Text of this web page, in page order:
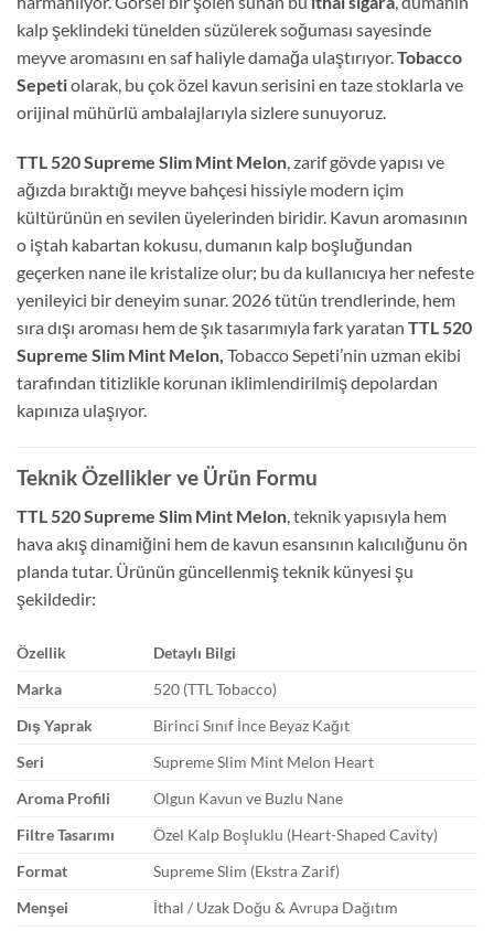
kalp şeklindeki tünelden süzülerek soğuması sayesinde
meyve aromasını en saf haliyle damağa ulaştırıyor. Tobacco
Sepetiolarak, bu çok özel kavun serisini en taze stoklarla ve
orijinal mühürlü ambalajlarıyla sizlere sunuyoruz.
TTL 520 Supreme Slim Mint Melon, zarif gövde yapısı ve
ağızda bıraktığı meyve bahçesi hissiyle modern içim
kültürünün en sevilen üyelerinden biridir. Kavun aromasının
o iştah kabartan kokusu, dumanın kalp boşluğundan
geçerken nane ile kristalize olur; bu da kullanıcıya her nefeste
yenileyici bir deneyim sunar. 2026 tütün trendlerinde, hem
sıra dışı aroması hem de şık tasarımıyla fark yaratan TTL 520
Supreme Slim Mint Melon, Tobacco Sepeti’nin uzman ekibi
tarafından titizlikle korunan iklimlendirilmiş depolardan
kapınıza ulaşıyor.
Teknik Özellikler ve Ürün Formu
TTL 520 Supreme Slim Mint Melon , teknik yapısıyla hem
hava akış dinamiğini hem de kavun esansının kalıcılığunu ön
planda tutar. Ürünün güncellenmiş teknik künyesi şu
şekildedir:
Özellik
Detaylı Bilgi
Marka
520 (TTL Tobacco)
Dış Yaprak
Birinci Sınıf İnce Beyaz Kağıt
Seri
Supreme Slim Mint Melon Heart
Aroma Profili
Olgun Kavun ve Buzlu Nane
Filtre Tasarımı
Özel Kalp Boşluklu (Heart-Shaped Cavity)
Format
Supreme Slim (Ekstra Zarif)
Menşei
İthal / Uzak Doğu & Avrupa Dağıtım